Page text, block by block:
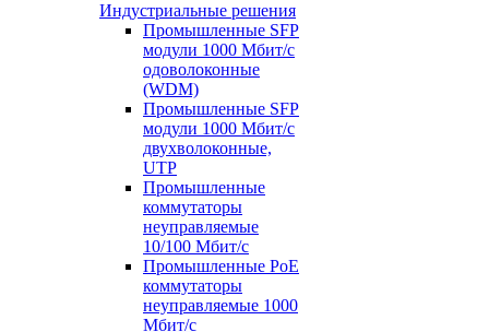
Индустриальные решения
Промышленные SFP
модули 1000 Мбит/c
одоволоконные
(WDM)
Промышленные SFP
модули 1000 Мбит/c
двухволоконные,
UTP
Промышленные
коммутаторы
неуправляемые
10/100 Мбит/с
Промышленные PoE
коммутаторы
неуправляемые 1000
Мбит/с